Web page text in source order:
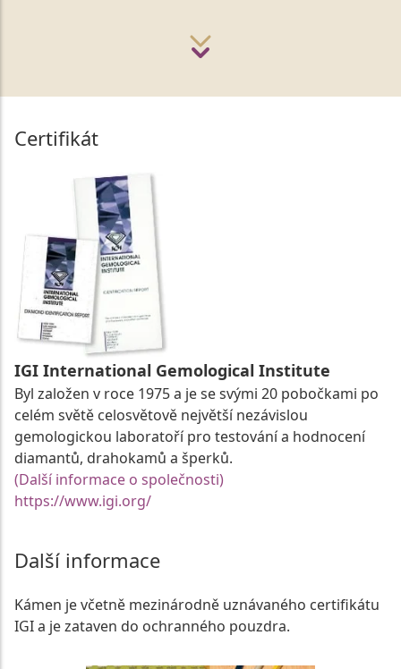
Certifikát
IGI International Gemological Institute
Byl založen v roce 1975 a je se svými 20 pobočkami po
celém světě celosvětově největší nezávislou
gemologickou laboratoří pro testování a hodnocení
diamantů, drahokamů a šperků.
(Další informace o společnosti)
https://www.igi.org/
Další informace
Kámen je včetně mezinárodně uznávaného certifikátu
IGI a je zataven do ochranného pouzdra.